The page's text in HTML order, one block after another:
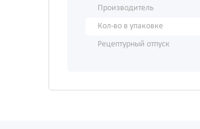
Производитель
Кол-во в упаковке
Рецептурный отпуск